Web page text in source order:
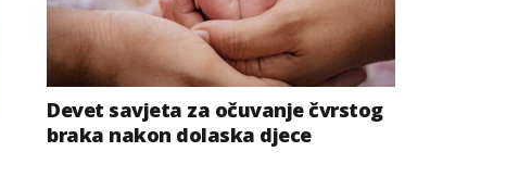
Devet savjeta za očuvanje čvrstog
braka nakon dolaska djece